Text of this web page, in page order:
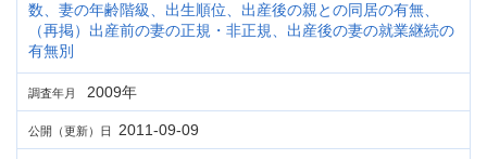
数、妻の年齢階級、出生順位、出産後の親との同居の有無、
（再掲）出産前の妻の正規・非正規、出産後の妻の就業継続の
有無別
調査年月 2009年
公開（更新）日 2011-09-09